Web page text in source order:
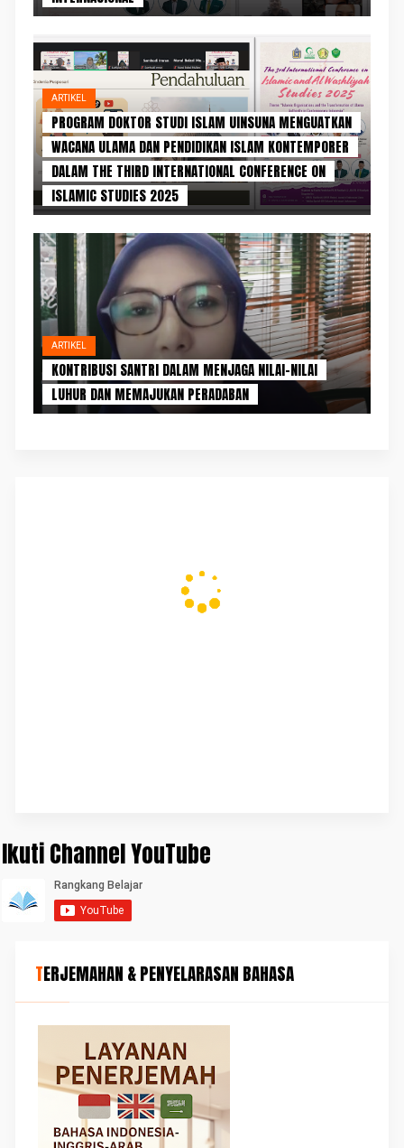
ARTIKEL
PROGRAM DOKTOR STUDI ISLAM UINSUNA MENGUATKAN
WACANA ULAMA DAN PENDIDIKAN ISLAM KONTEMPORER
DALAM THE THIRD INTERNATIONAL CONFERENCE ON
ISLAMIC STUDIES 2025
ARTIKEL
KONTRIBUSI SANTRI DALAM MENJAGA NILAI-NILAI
LUHUR DAN MEMAJUKAN PERADABAN
Ikuti Channel YouTube
TERJEMAHAN & PENYELARASAN BAHASA